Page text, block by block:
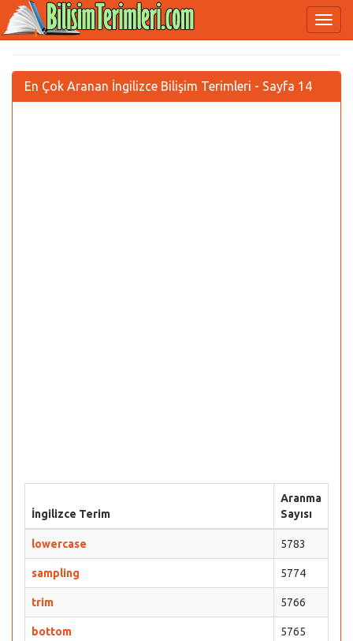
En Çok Aranan İngilizce Bilişim Terimleri - Sayfa 14
İngilizce Terim
Aranma
Sayısı
lowercase 5783
sampling 5774
trim 5766
bottom 5765